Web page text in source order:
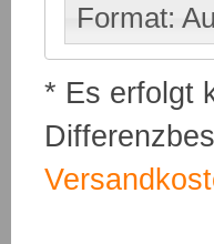
Format:
* Es erfolgt